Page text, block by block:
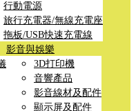
行動電源
旅行充電器/無線充電座
拖板/USB快速充電線
影音與娛樂
3D打印機
音響產品
影音線材及配件
顯示屏及配件